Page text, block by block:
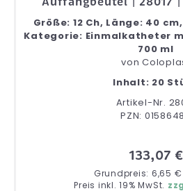
Größe: 12 Ch, Länge: 40
Kategorie: Einmalkatheter
700 ml
von
Inhalt: 20
Artikel-Nr.
PZN:
133,07 €
Grundpreis: 6,65
Preis inkl. 19% MwSt.